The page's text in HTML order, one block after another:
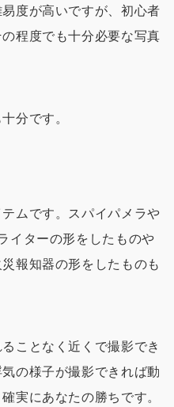
度が高いですが、初心者
程度でも十分必要な写真
分です。
ムです。スパイパメラや
イターの形をしたものや
報知器の形をしたものも
ことなく近くで撮影でき
の様子が撮影できれば動
実にあなたの勝ちです。